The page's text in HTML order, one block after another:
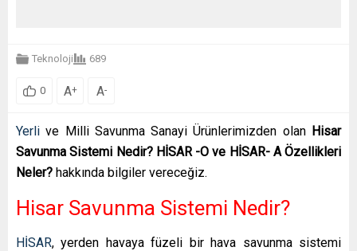
Teknoloji 689
0 A+ A-
Yerli ve Milli Savunma Sanayi Ürünlerimizden olan Hisar
Savunma Sistemi Nedir? HİSAR -O ve HİSAR- A Özellikleri
Neler? hakkında bilgiler vereceğiz.
Hisar Savunma Sistemi Nedir?
HİSAR, yerden havaya füzeli bir hava savunma sistemi